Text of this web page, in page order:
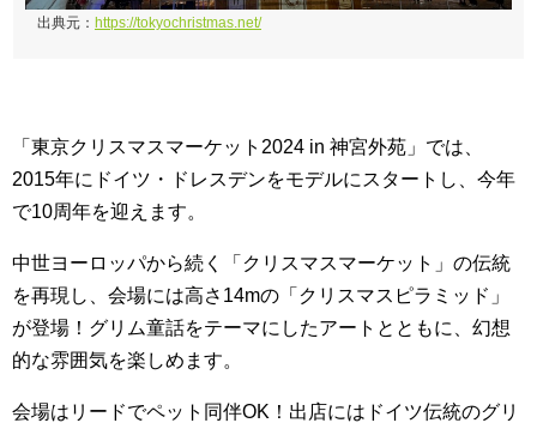
出典元： https://tokyochristmas.net/
「東京クリスマスマーケット2024 in 神宮外苑」では、
2015年にドイツ・ドレスデンをモデルにスタートし、今年
で10周年を迎えます。
中世ヨーロッパから続く「クリスマスマーケット」の伝統
を再現し、会場には高さ14mの「クリスマスピラミッド」
が登場！グリム童話をテーマにしたアートとともに、幻想
的な雰囲気を楽しめます。
会場はリードでペット同伴OK！出店にはドイツ伝統のグリ